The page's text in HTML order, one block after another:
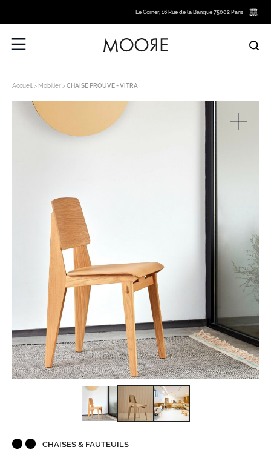
Le Corner, 16 Rue de la Banque 75002 Paris
Accueil Mobilier CHAISE PROUVE - VITRA
CHAISES & FAUTEUILS